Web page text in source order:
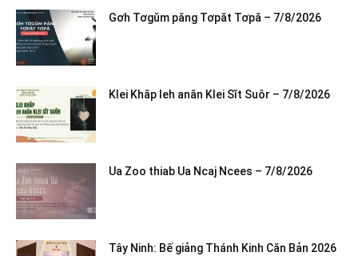
Gơh Tơgŭm păng Tơpăt Tơpă – 7/8/2026
Klei Khăp leh anăn Klei Sĭt Suôr – 7/8/2026
Ua Zoo thiab Ua Ncaj Ncees – 7/8/2026
Tây Ninh: Bế giảng Thánh Kinh Căn Bản 2026